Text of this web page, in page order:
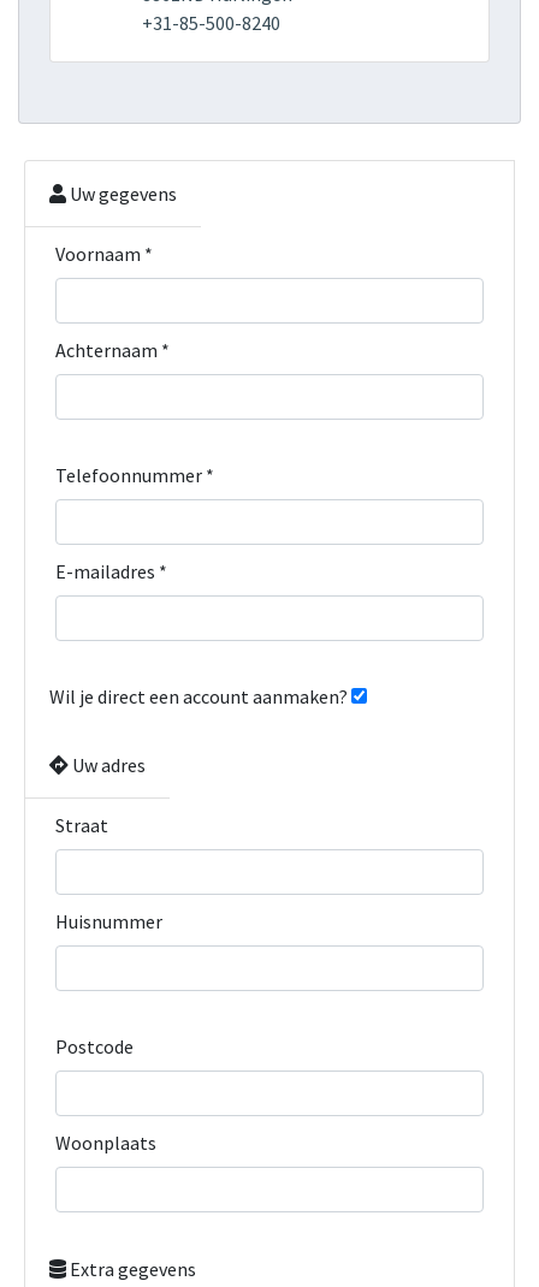
+31-85-500-8240
Uw gegevens
Voornaam *
Achternaam *
Telefoonnummer *
E-mailadres *
Wil je direct een account aanmaken?
Uw adres
Straat
Huisnummer
Postcode
Woonplaats
Extra gegevens